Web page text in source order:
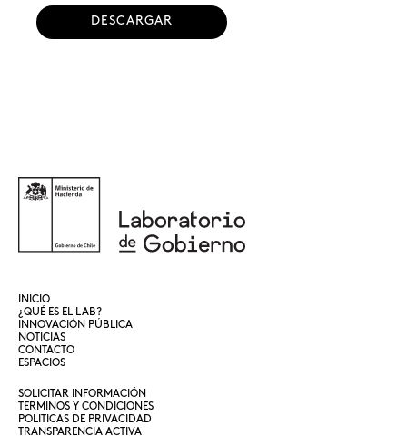
INICIO
¿QUÉ ES EL LAB?
INNOVACIÓN PÚBLICA
NOTICIAS
CONTACTO
ESPACIOS
SOLICITAR INFORMACIÓN
TERMINOS Y CONDICIONES
POLITICAS DE PRIVACIDAD
TRANSPARENCIA ACTIVA